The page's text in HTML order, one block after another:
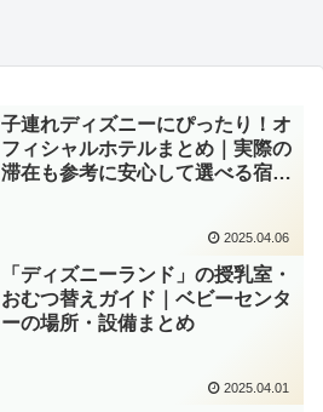
子連れディズニーにぴったり！オ
フィシャルホテルまとめ｜実際の
滞在も参考に安心して選べる宿ガ
2025.04.06
「ディズニーランド」の授乳室・
おむつ替えガイド｜ベビーセンタ
ーの場所・設備まとめ
2025.04.01